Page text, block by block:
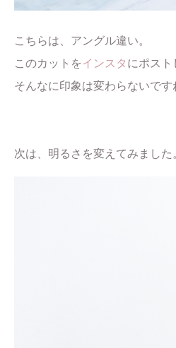
こちらは、アングル違い。
このカットをインスタ にポスト
そんなに印象は変わらないです
次は、明るさを変えてみました